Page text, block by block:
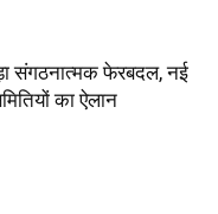
संगठनात्मक फेरबदल, नई
का ऐलान